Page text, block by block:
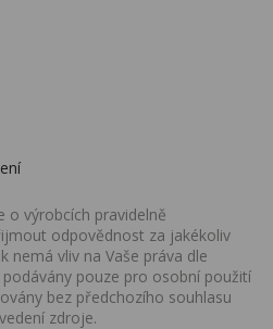
o výrobcích pravidelně
odpovědnost za jakékoliv
nemá vliv na Vaše práva dle
pouze pro osobní použití
bez předchozího souhlasu
zdroje.